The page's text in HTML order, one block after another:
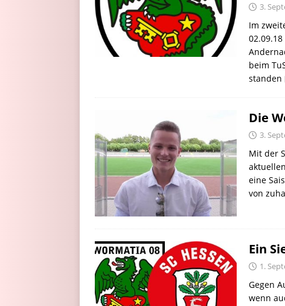
3.
Im
beim
standen
Die
3.
Mit der
eine
von
Ein
1.
Gegen
wenn